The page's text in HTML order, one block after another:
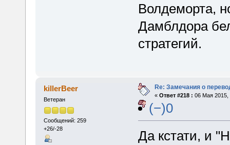
Волдеморта,
Дамблдора
стратегий.
killerBeer
Ветеран
Сообщений: 259
+26/-28
Re: Замечания о
« Ответ #218 : 06 Мая 2015,
(−)0
Да кстати, и